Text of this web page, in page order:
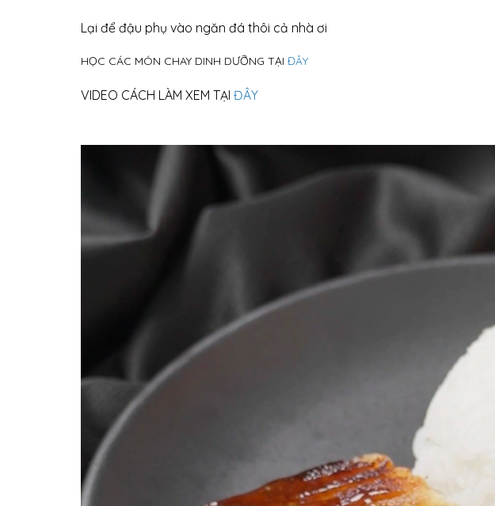
Lại để đậu phụ vào ngăn đá thôi cả nhà ơi
HỌC CÁC MÓN CHAY DINH DƯỠNG TẠI ĐÂY
VIDEO CÁCH LÀM XEM TẠI ĐÂY